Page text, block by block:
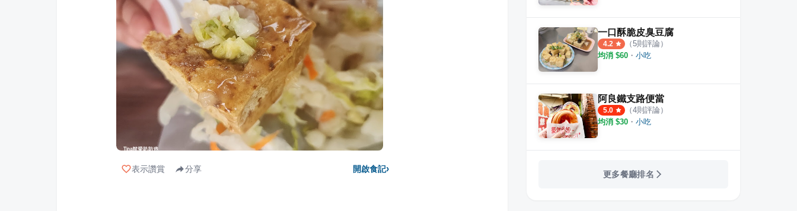
表示讚賞 分享 開啟食記›
一口酥脆皮臭豆腐
4.2 （5則評論）
均消 $60 ・ 小吃
阿良鐵支路便當
5.0 （4則評論）
均消 $30 ・ 小吃
更多餐廳排名